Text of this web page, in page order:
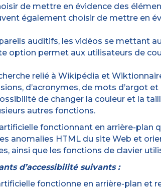
de mettre en évidence des
également choisir de mettre en
auditifs, les vidéos se mettant
option permet aux utilisateurs de
relié à Wikipédia et
d’acronymes, de mots d’argot et
de changer la couleur et la
autres fonctions.
fonctionnant en arrière-plan
anomalies HTML du site Web et
ainsi que les fonctions de clavier
d’accessibilité suivants :
fonctionne en arrière-plan et